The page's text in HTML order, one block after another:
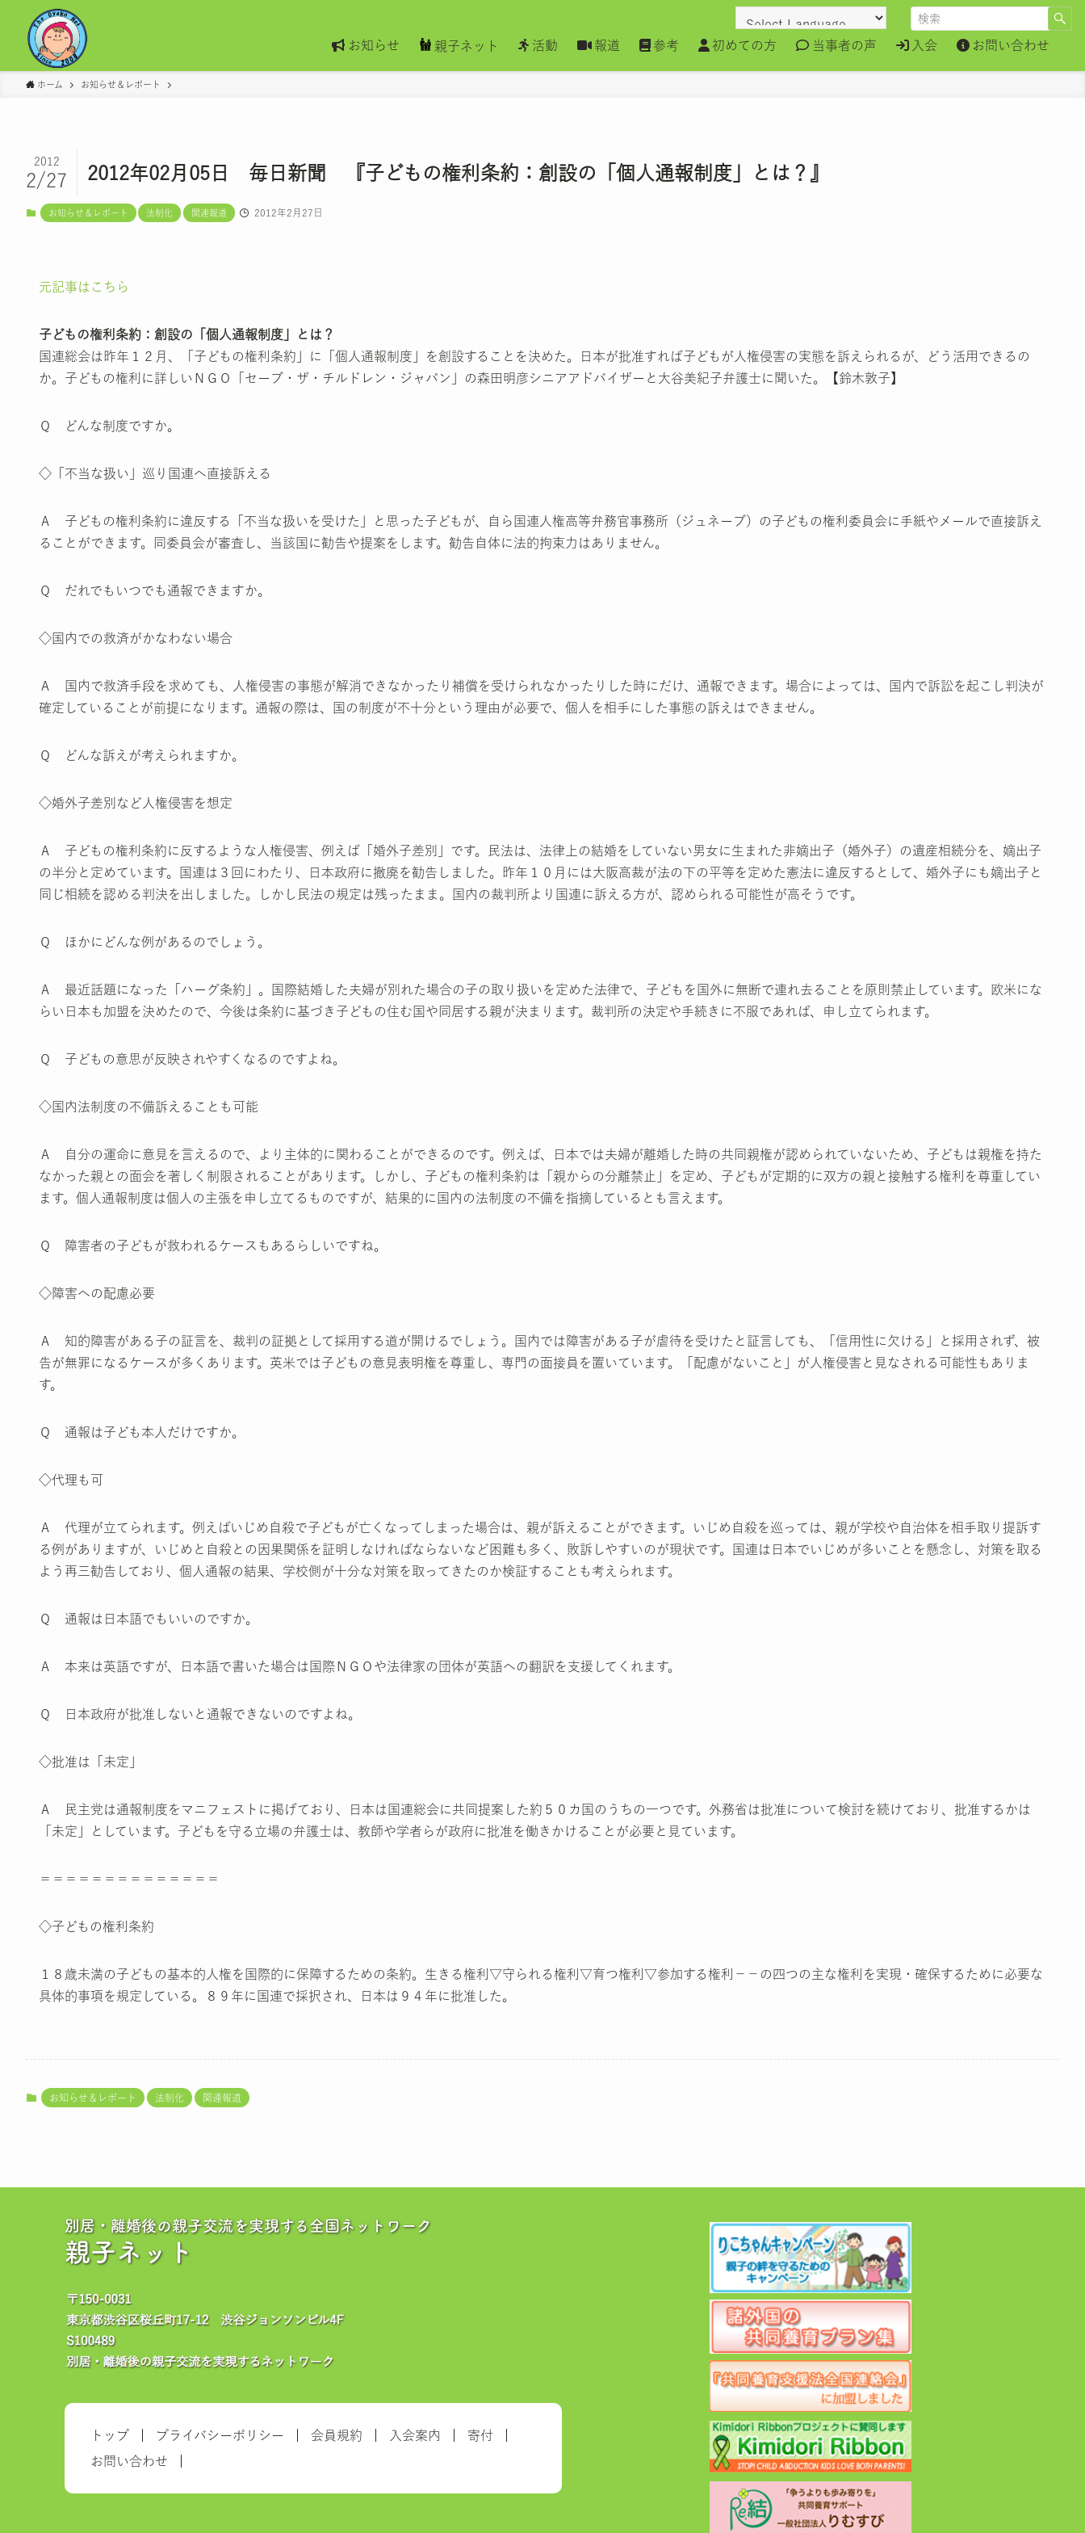
お知らせ 親子ネット 活動 報道 参考 初めての方 当事者の声 入会 お問い合わせ
ホーム お知らせ＆レポート
2012年02月05日 毎日新聞 『子どもの権利条約：創設の「個人通報制度」とは？』
2012
2/27
お知らせ＆レポート 法制化 関連報道 2012年2月27日
元記事はこちら
子どもの権利条約：創設の「個人通報制度」とは？
国連総会は昨年１２月、「子どもの権利条約」に「個人通報制度」を創設することを決めた。日本が批准すれば子どもが人権侵害の実態を訴えられるが、どう活用できるの
か。子どもの権利に詳しいＮＧＯ「セーブ・ザ・チルドレン・ジャパン」の森田明彦シニアアドバイザーと大谷美紀子弁護士に聞いた。【鈴木敦子】
Ｑ どんな制度ですか。
◇「不当な扱い」巡り国連へ直接訴える
Ａ 子どもの権利条約に違反する「不当な扱いを受けた」と思った子どもが、自ら国連人権高等弁務官事務所（ジュネーブ）の子どもの権利委員会に手紙やメールで直接訴え
ることができます。同委員会が審査し、当該国に勧告や提案をします。勧告自体に法的拘束力はありません。
Ｑ だれでもいつでも通報できますか。
◇国内での救済がかなわない場合
Ａ 国内で救済手段を求めても、人権侵害の事態が解消できなかったり補償を受けられなかったりした時にだけ、通報できます。場合によっては、国内で訴訟を起こし判決が
確定していることが前提になります。通報の際は、国の制度が不十分という理由が必要で、個人を相手にした事態の訴えはできません。
Ｑ どんな訴えが考えられますか。
◇婚外子差別など人権侵害を想定
Ａ 子どもの権利条約に反するような人権侵害、例えば「婚外子差別」です。民法は、法律上の結婚をしていない男女に生まれた非嫡出子（婚外子）の遺産相続分を、嫡出子
の半分と定めています。国連は３回にわたり、日本政府に撤廃を勧告しました。昨年１０月には大阪高裁が法の下の平等を定めた憲法に違反するとして、婚外子にも嫡出子と
同じ相続を認める判決を出しました。しかし民法の規定は残ったまま。国内の裁判所より国連に訴える方が、認められる可能性が高そうです。
Ｑ ほかにどんな例があるのでしょう。
Ａ 最近話題になった「ハーグ条約」。国際結婚した夫婦が別れた場合の子の取り扱いを定めた法律で、子どもを国外に無断で連れ去ることを原則禁止しています。欧米にな
らい日本も加盟を決めたので、今後は条約に基づき子どもの住む国や同居する親が決まります。裁判所の決定や手続きに不服であれば、申し立てられます。
Ｑ 子どもの意思が反映されやすくなるのですよね。
◇国内法制度の不備訴えることも可能
Ａ 自分の運命に意見を言えるので、より主体的に関わることができるのです。例えば、日本では夫婦が離婚した時の共同親権が認められていないため、子どもは親権を持た
なかった親との面会を著しく制限されることがあります。しかし、子どもの権利条約は「親からの分離禁止」を定め、子どもが定期的に双方の親と接触する権利を尊重してい
ます。個人通報制度は個人の主張を申し立てるものですが、結果的に国内の法制度の不備を指摘しているとも言えます。
Ｑ 障害者の子どもが救われるケースもあるらしいですね。
◇障害への配慮必要
Ａ 知的障害がある子の証言を、裁判の証拠として採用する道が開けるでしょう。国内では障害がある子が虐待を受けたと証言しても、「信用性に欠ける」と採用されず、被
告が無罪になるケースが多くあります。英米では子どもの意見表明権を尊重し、専門の面接員を置いています。「配慮がないこと」が人権侵害と見なされる可能性もありま
す。
Ｑ 通報は子ども本人だけですか。
◇代理も可
Ａ 代理が立てられます。例えばいじめ自殺で子どもが亡くなってしまった場合は、親が訴えることができます。いじめ自殺を巡っては、親が学校や自治体を相手取り提訴す
る例がありますが、いじめと自殺との因果関係を証明しなければならないなど困難も多く、敗訴しやすいのが現状です。国連は日本でいじめが多いことを懸念し、対策を取る
よう再三勧告しており、個人通報の結果、学校側が十分な対策を取ってきたのか検証することも考えられます。
Ｑ 通報は日本語でもいいのですか。
Ａ 本来は英語ですが、日本語で書いた場合は国際ＮＧＯや法律家の団体が英語への翻訳を支援してくれます。
Ｑ 日本政府が批准しないと通報できないのですよね。
◇批准は「未定」
Ａ 民主党は通報制度をマニフェストに掲げており、日本は国連総会に共同提案した約５０カ国のうちの一つです。外務省は批准について検討を続けており、批准するかは
「未定」としています。子どもを守る立場の弁護士は、教師や学者らが政府に批准を働きかけることが必要と見ています。
＝＝＝＝＝＝＝＝＝＝＝＝＝＝
◇子どもの権利条約
１８歳未満の子どもの基本的人権を国際的に保障するための条約。生きる権利▽守られる権利▽育つ権利▽参加する権利－－の四つの主な権利を実現・確保するために必要な
具体的事項を規定している。８９年に国連で採択され、日本は９４年に批准した。
お知らせ＆レポート 法制化 関連報道
別居・離婚後の親子交流を実現する全国ネットワーク
親子ネット
トップ プライバシーポリシー 会員規約 入会案内
寄付
お問い合わせ